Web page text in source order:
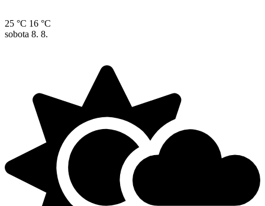
25 °C 16 °C
sobota 8. 8.